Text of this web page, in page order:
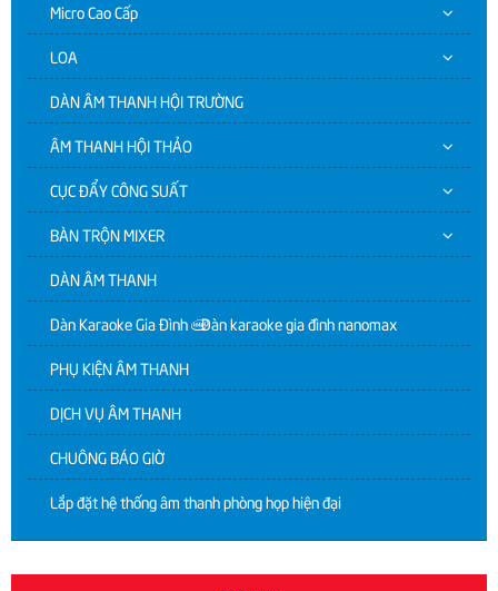
Micro Cao Cấp
LOA
DÀN ÂM THANH HỘI TRƯỜNG
ÂM THANH HỘI THẢO
CỤC ĐẨY CÔNG SUẤT
BÀN TRỘN MIXER
DÀN ÂM THANH
Dàn Karaoke Gia Đình | Dàn karaoke gia đình nanomax
PHỤ KIỆN ÂM THANH
DỊCH VỤ ÂM THANH
CHUÔNG BÁO GIỜ
Lắp đặt hệ thống âm thanh phòng họp hiện đại